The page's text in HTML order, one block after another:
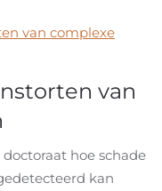
van
hoe schade
kan